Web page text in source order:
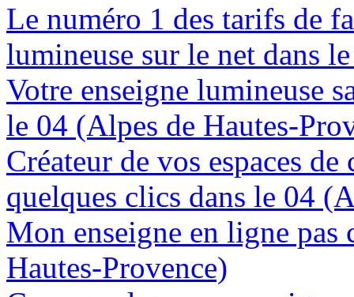
Le numéro 1 des tarifs de
lumineuse sur le net dans
Votre enseigne lumineuse
le 04 (Alpes de Hautes-
Créateur de vos espaces
quelques clics dans le 04
Mon enseigne en ligne pas
Hautes-Provence)